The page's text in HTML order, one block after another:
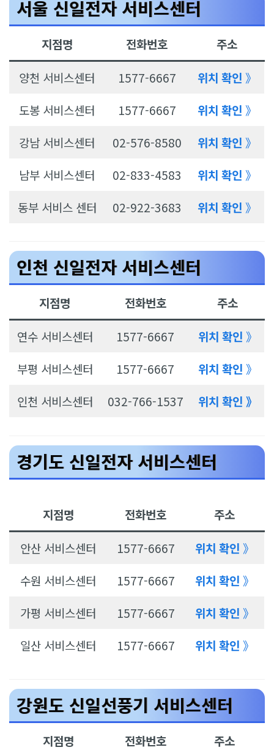
서울 신일전자 서비스센터
지점명 전화번호 주소
양천 서비스센터 1577-6667 위치 확인 》
도봉 서비스센터
1577-6667 위치 확인 》
강남 서비스센터
02-576-8580 위치 확인 》
남부 서비스센터
02-833-4583 위치 확인 》
동부 서비스 센터
02-922-3683 위치 확인 》
인천 신일전자 서비스센터
지점명 전화번호 주소
연수 서비스센터 1577-6667 위치 확인 》
부평 서비스센터
1577-6667 위치 확인 》
인천 서비스센터
032-766-1537 위치 확인 》
경기도 신일전자 서비스센터
지점명 전화번호 주소
안산 서비스센터 1577-6667 위치 확인 》
수원 서비스센터
1577-6667 위치 확인 》
가평 서비스센터
1577-6667 위치 확인 》
일산 서비스센터
1577-6667 위치 확인 》
강원도 신일선풍기 서비스센터
지점명 전화번호 주소